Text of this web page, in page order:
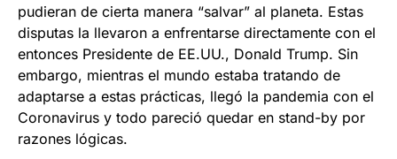
pudieran de cierta manera “salvar” al planeta. Estas
disputas la llevaron a enfrentarse directamente con el
entonces Presidente de EE.UU., Donald Trump. Sin
embargo, mientras el mundo estaba tratando de
adaptarse a estas prácticas, llegó la pandemia con el
Coronavirus y todo pareció quedar en stand-by por
razones lógicas.